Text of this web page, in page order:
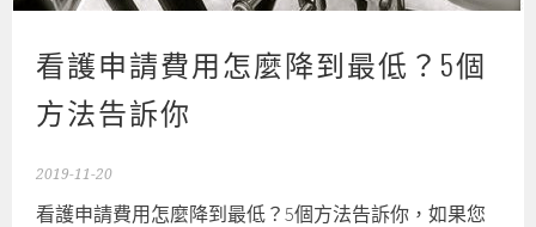
看護申請費用怎麼降到最低？5個
方法告訴你
2019-11-20
看護申請費用怎麼降到最低？5個方法告訴你，如果您